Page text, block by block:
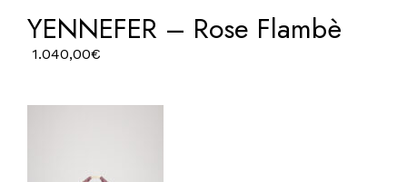
YENNEFER – Rose Flambè
1.040,00€